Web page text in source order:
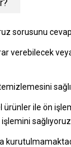
sorusunu
verebilecek
ürünler ile ön
sağlıyoruz.